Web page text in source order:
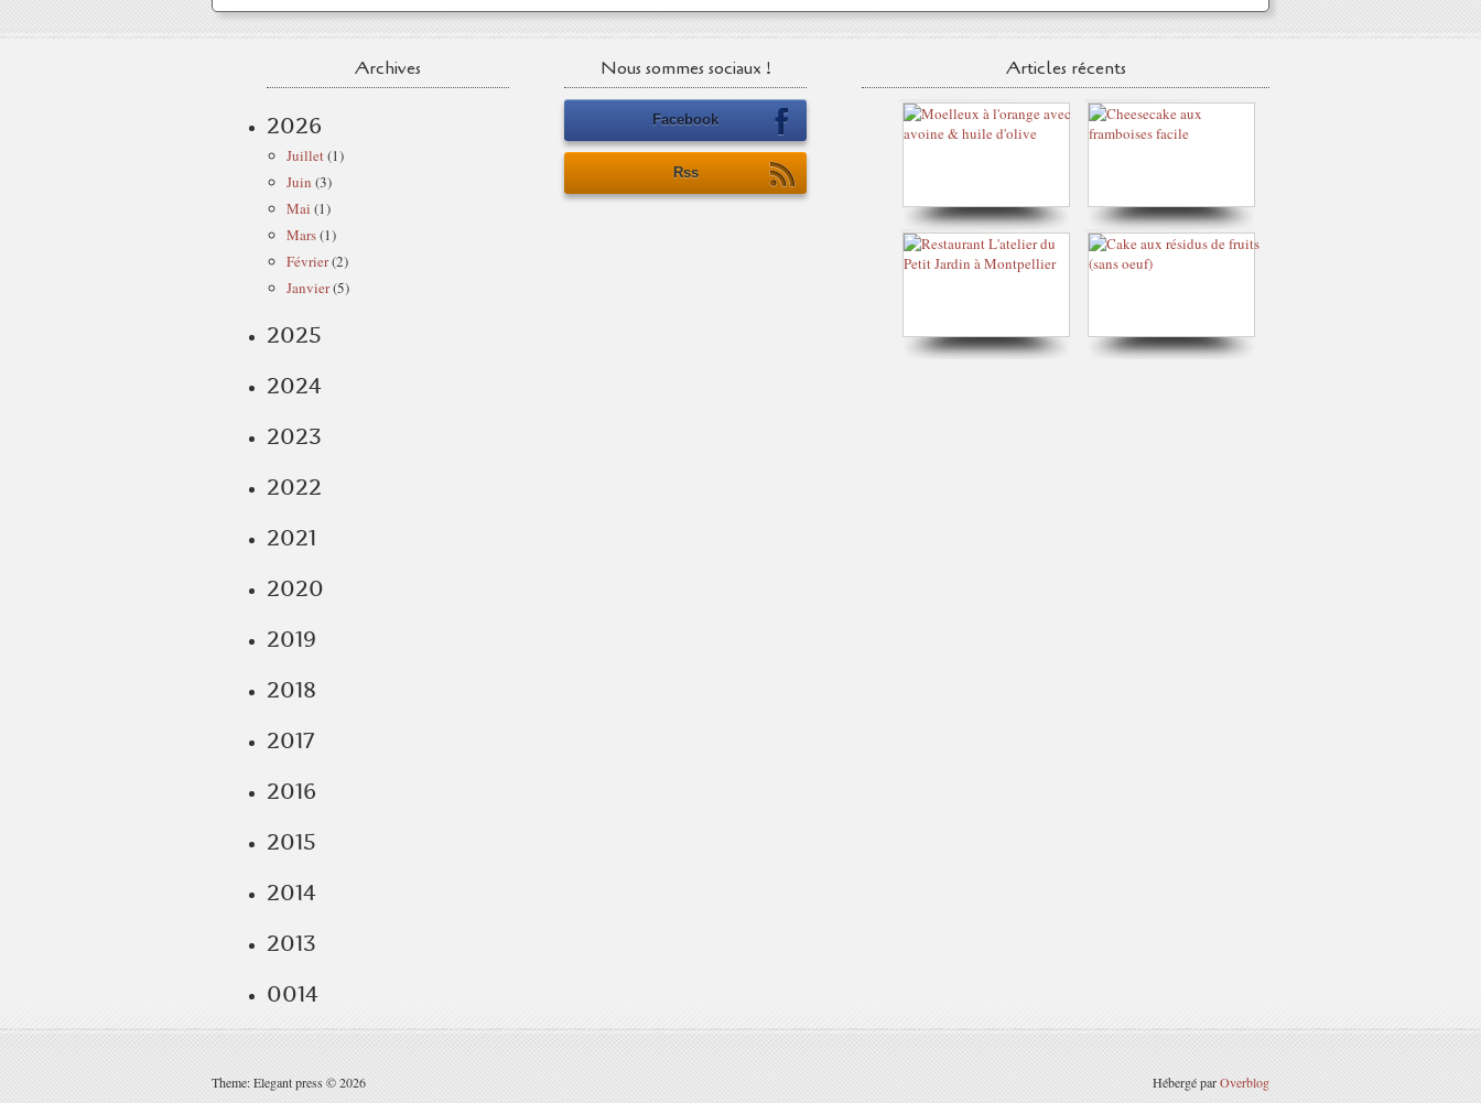
Archives
2026
Juillet(1)
Juin (3)
Mai (1)
Mars(1)
Février(2)
Janvier(5)
2025
2024
2023
2022
2021
2020
2019
2018
2017
2016
2015
2014
2013
0014
Nous sommes sociaux !
Facebook
Rss
Articles récents
Theme: Elegant press © 2026 Hébergé parOverblog